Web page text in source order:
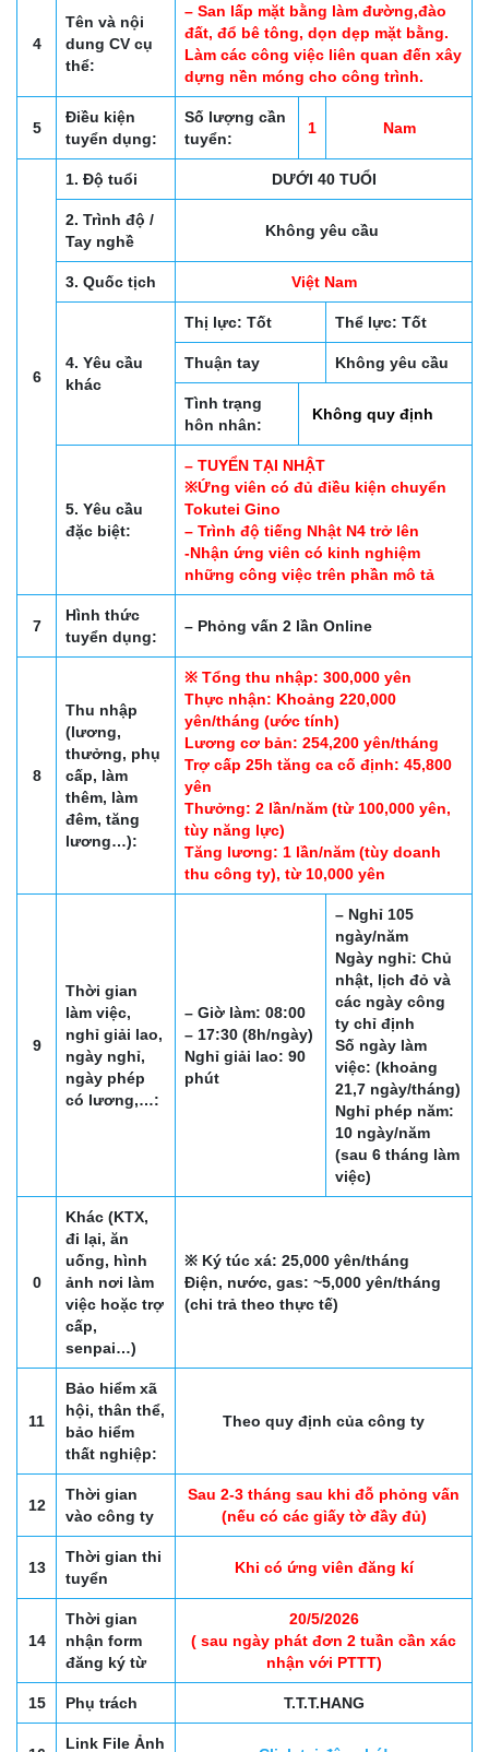
4
Tên và nội
dung CV cụ
thể:
– San lấp mặt bằng làm đường,đào
đất, đổ bê tông, dọn dẹp mặt bằng.
Làm các công việc liên quan đến xây
dựng nền móng cho công trình.
5
Điều kiện
tuyển dụng:
Số lượng cần
tuyển:
1 Nam
6
1. Độ tuổi DƯỚI 40 TUỔI
2. Trình độ /
Tay nghề
Không yêu cầu
3. Quốc tịch Việt Nam
4. Yêu cầu
khác
Thị lực: Tốt Thể lực: Tốt
Thuận tay Không yêu cầu
Tình trạng
hôn nhân:
Không quy định
5. Yêu cầu
đặc biệt:
– TUYỂN TẠI NHẬT
※Ứng viên có đủ điều kiện chuyển
Tokutei Gino
– Trình độ tiếng Nhật N4 trở lên
-Nhận ứng viên có kinh nghiệm
những công việc trên phần mô tả
7
Hình thức
tuyển dụng:
– Phỏng vấn 2 lần Online
8
Thu nhập
(lương,
thưởng, phụ
cấp, làm
thêm, làm
đêm, tăng
lương…):
※ Tổng thu nhập: 300,000 yên
Thực nhận: Khoảng 220,000
yên/tháng (ước tính)
Lương cơ bản: 254,200 yên/tháng
Trợ cấp 25h tăng ca cố định: 45,800
yên
Thưởng: 2 lần/năm (từ 100,000 yên,
tùy năng lực)
Tăng lương: 1 lần/năm (tùy doanh
thu công ty), từ 10,000 yên
9
Thời gian
làm việc,
nghỉ giải lao,
ngày nghỉ,
ngày phép
có lương,…:
– Giờ làm: 08:00
– 17:30 (8h/ngày)
Nghỉ giải lao: 90
phút
– Nghỉ 105
ngày/năm
Ngày nghỉ: Chủ
nhật, lịch đỏ và
các ngày công
ty chỉ định
Số ngày làm
việc: (khoảng
21,7 ngày/tháng)
Nghỉ phép năm:
10 ngày/năm
(sau 6 tháng làm
việc)
0
Khác (KTX,
đi lại, ăn
uống, hình
ảnh nơi làm
việc hoặc trợ
cấp,
senpai…)
※ Ký túc xá: 25,000 yên/tháng
Điện, nước, gas: ~5,000 yên/tháng
(chi trả theo thực tế)
11
Bảo hiểm xã
hội, thân thể,
bảo hiểm
thất nghiệp:
Theo quy định của công ty
12
Thời gian
vào công ty
Sau 2-3 tháng sau khi đỗ phỏng vấn
(nếu có các giấy tờ đầy đủ)
13
Thời gian thi
tuyển
Khi có ứng viên đăng kí
14
Thời gian
nhận form
đăng ký từ
20/5/2026
( sau ngày phát đơn 2 tuần cần xác
nhận với PTTT)
15 Phụ trách T.T.T.HANG
Link File Ảnh